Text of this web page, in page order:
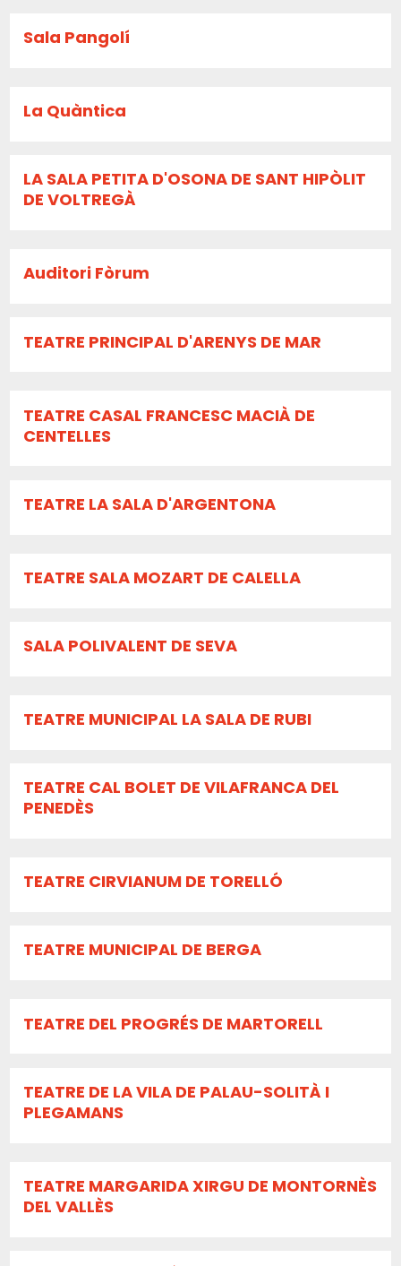
Sala Pangolí
La Quàntica
LA SALA PETITA D'OSONA DE SANT HIPÒLIT
DE VOLTREGÀ
Auditori Fòrum
TEATRE PRINCIPAL D'ARENYS DE MAR
TEATRE CASAL FRANCESC MACIÀ DE
CENTELLES
TEATRE LA SALA D'ARGENTONA
TEATRE SALA MOZART DE CALELLA
SALA POLIVALENT DE SEVA
TEATRE MUNICIPAL LA SALA DE RUBI
TEATRE CAL BOLET DE VILAFRANCA DEL
PENEDÈS
TEATRE CIRVIANUM DE TORELLÓ
TEATRE MUNICIPAL DE BERGA
TEATRE DEL PROGRÉS DE MARTORELL
TEATRE DE LA VILA DE PALAU-SOLITÀ I
PLEGAMANS
TEATRE MARGARIDA XIRGU DE MONTORNÈS
DEL VALLÈS